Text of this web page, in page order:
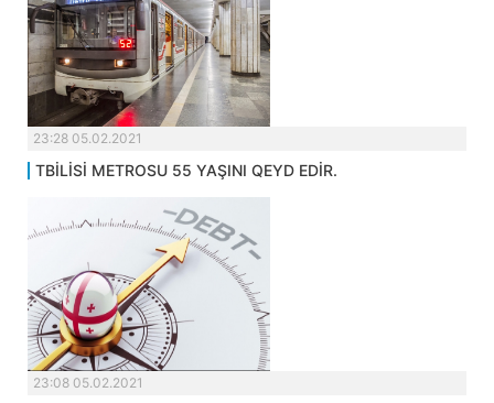
23:28 05.02.2021
TBİLİSİ METROSU 55 YAŞINI QEYD EDİR.
23:08 05.02.2021